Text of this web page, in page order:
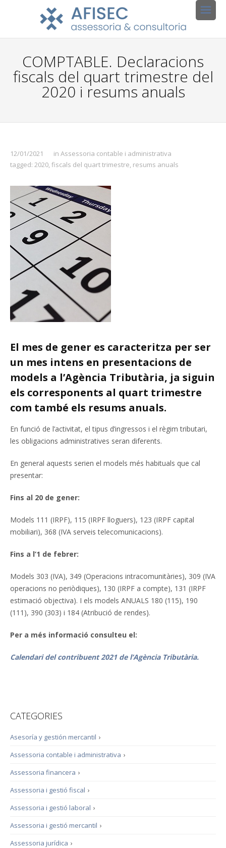
COMPTABLE. Declaracions
fiscals del quart trimestre del
2020 i resums anuals
12/01/2021 in Assessoria contable i administrativa
tagged: 2020,fiscals del quart trimestre, resums anuals
El mes de gener es caracteritza per ser
un mes intens en presentacions de
models a l’Agència Tributària, ja siguin
els corresponents al quart trimestre
com també els resums anuals.
En funció de l’activitat, el tipus d’ingressos i el règim tributari,
les obligacions administratives seran diferents.
En general aquests serien el models més habituals que cal
presentar:
Fins al 20 de gener:
Models 111 (IRPF), 115 (IRPF lloguers), 123 (IRPF capital
mobiliari), 368 (IVA serveis telecomunicacions).
Fins a l’1 de febrer:
Models 303 (IVA), 349 (Operacions intracomunitàries), 309 (IVA
operacions no periòdiques), 130 (IRPF a compte), 131 (IRPF
estimació objectiva). I els models ANUALS 180 (115), 190
(111), 390 (303) i 184 (Atribució de rendes).
Per a més informació consulteu el:
Calendari del contribuent 2021 de l’Agència Tributària.
CATEGORIES
›
Asesoría y gestión mercantil
›
Assessoria contable i administrativa
›
Assessoria financera
›
Assessoria i gestió fiscal
›
Assessoria i gestió laboral
›
Assessoria i gestió mercantil
›
Assessoria jurídica